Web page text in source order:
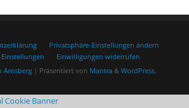
Privatsphäre-Einstellungen ändern
Einwilligungen widerrufen
Arnsberg | Präsentiert von Mantra & WordPress.
Cookie Banner